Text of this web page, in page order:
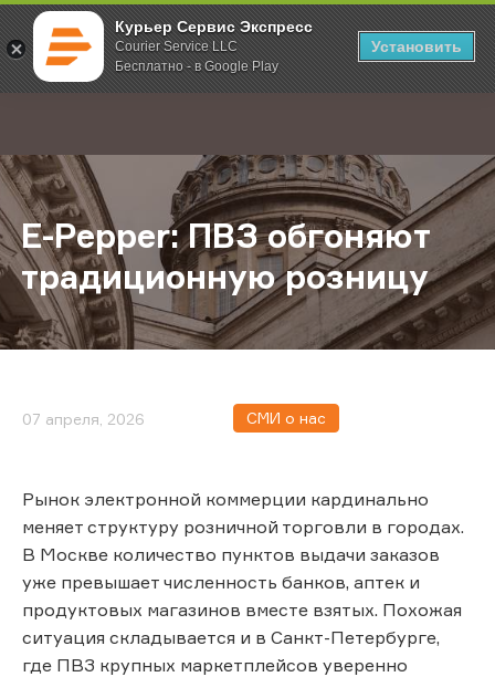
Курьер Сервис Экспресс
Courier Service LLC
Бесплатно - в Google Play
Установить
; Главная О компании Новости E-Pepper: ПВЗ обгоняют
E-Pepper: ПВЗ обгоняют
традиционную розницу
07 апреля, 2026 СМИ о нас
Рынок электронной коммерции кардинально
меняет структуру розничной торговли в городах.
В Москве количество пунктов выдачи заказов
уже превышает численность банков, аптек и
продуктовых магазинов вместе взятых. Похожая
ситуация складывается и в Санкт-Петербурге,
где ПВЗ крупных маркетплейсов уверенно